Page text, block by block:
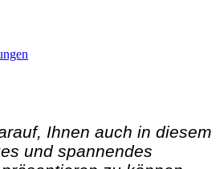
Ihnen auch in diesem
und spannendes